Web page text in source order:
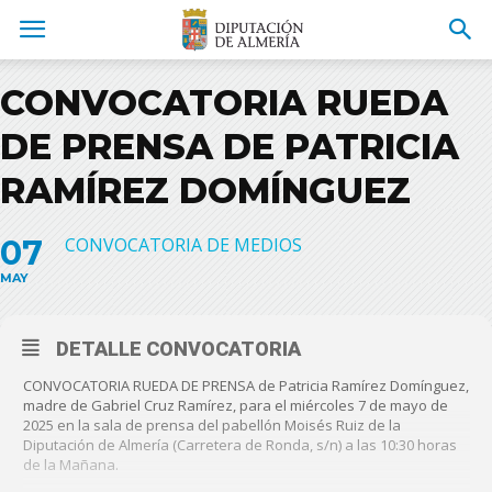
CONVOCATORIA RUEDA
DE PRENSA DE PATRICIA
RAMÍREZ DOMÍNGUEZ
07
MAY
CONVOCATORIA DE MEDIOS
DETALLE CONVOCATORIA
CONVOCATORIA RUEDA DE PRENSA de Patricia Ramírez Domínguez,
madre de Gabriel Cruz Ramírez, para el miércoles 7 de mayo de
2025 en la sala de prensa del pabellón Moisés Ruiz de la
Diputación de Almería (Carretera de Ronda, s/n) a las 10:30 horas
de la Mañana.